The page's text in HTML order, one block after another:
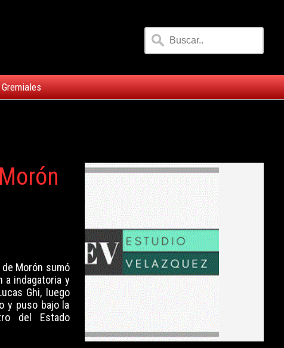
Gremiales
Morón sumó
a indagatoria y
Ghi, luego
y puso bajo la
del Estado